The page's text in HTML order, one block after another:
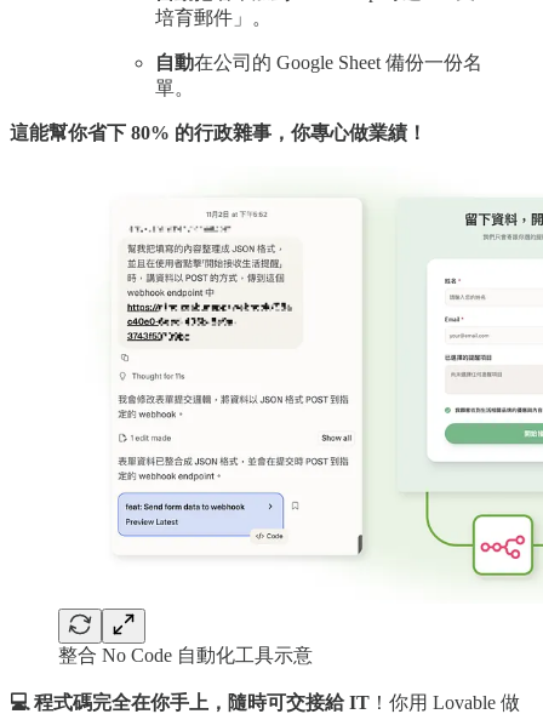
培育郵件」。
自動在公司的 Google Sheet 備份一份名
單。
這能幫你省下 80% 的行政雜事，你專心做業績！
整合 No Code 自動化工具示意
💻 程式碼完全在你手上，隨時可交接給 IT ！你用 Lovable 做